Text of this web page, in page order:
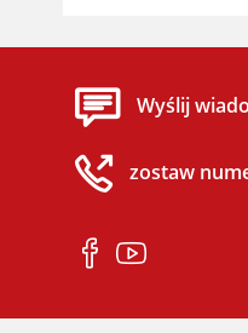
Wyślij
zostaw